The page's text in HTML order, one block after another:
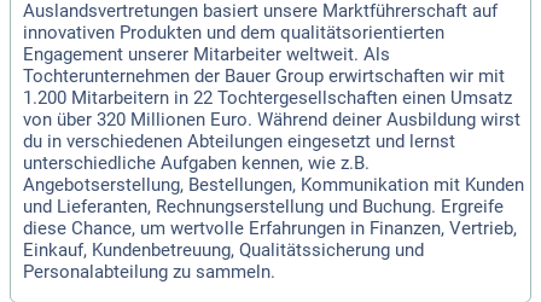
Auslandsvertretungen basiert unsere Marktführerschaft auf
innovativen Produkten und dem qualitätsorientierten
Engagement unserer Mitarbeiter weltweit. Als
Tochterunternehmen der Bauer Group erwirtschaften wir mit
1.200 Mitarbeitern in 22 Tochtergesellschaften einen Umsatz
von über 320 Millionen Euro. Während deiner Ausbildung wirst
du in verschiedenen Abteilungen eingesetzt und lernst
unterschiedliche Aufgaben kennen, wie z.B.
Angebotserstellung, Bestellungen, Kommunikation mit Kunden
und Lieferanten, Rechnungserstellung und Buchung. Ergreife
diese Chance, um wertvolle Erfahrungen in Finanzen, Vertrieb,
Einkauf, Kundenbetreuung, Qualitätssicherung und
Personalabteilung zu sammeln.